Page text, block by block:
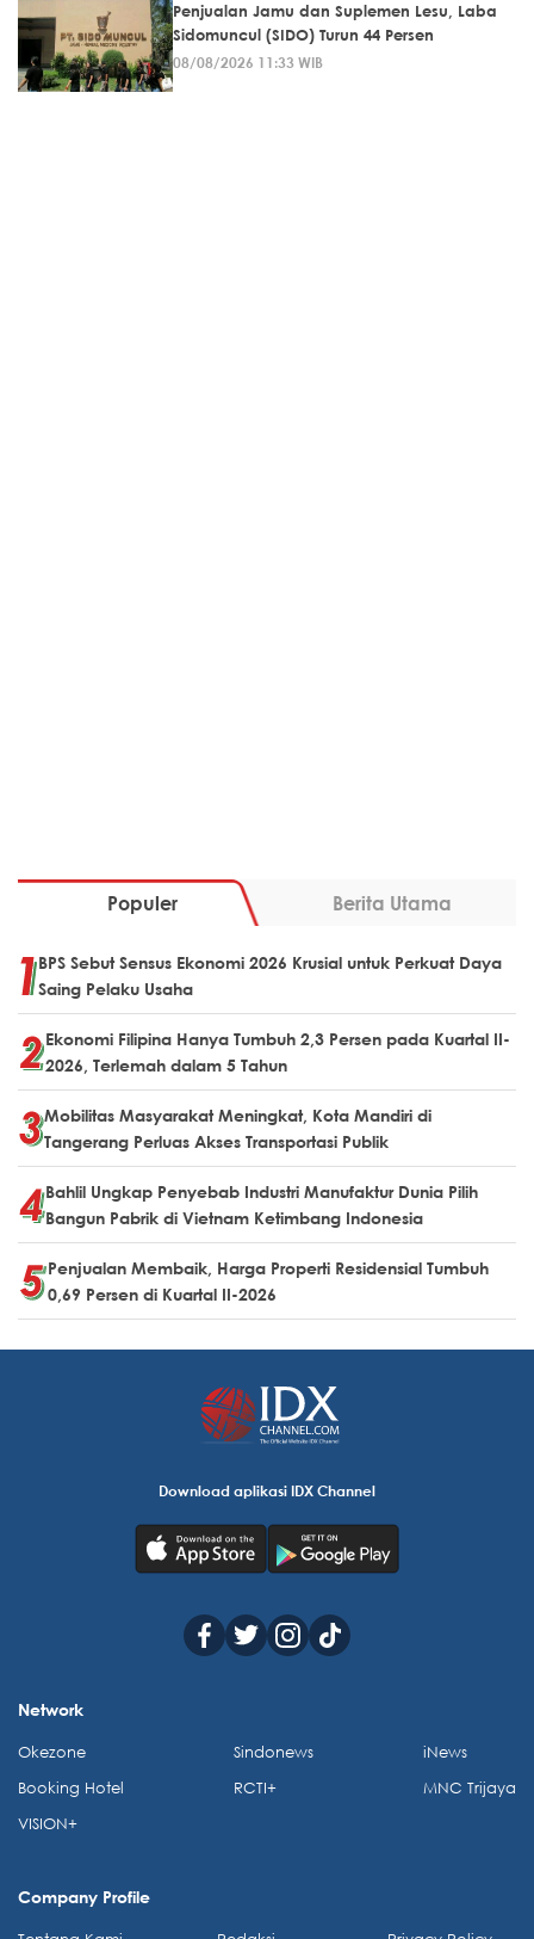
Penjualan Jamu dan Suplemen Lesu, Laba
Sidomuncul (SIDO) Turun 44 Persen
08/08/2026 11:33 WIB
Populer Berita Utama
BPS Sebut Sensus Ekonomi 2026 Krusial untuk Perkuat Daya
Saing Pelaku Usaha
Ekonomi Filipina Hanya Tumbuh 2,3 Persen pada Kuartal II-
2026, Terlemah dalam 5 Tahun
Mobilitas Masyarakat Meningkat, Kota Mandiri di
Tangerang Perluas Akses Transportasi Publik
Bahlil Ungkap Penyebab Industri Manufaktur Dunia Pilih
Bangun Pabrik di Vietnam Ketimbang Indonesia
Penjualan Membaik, Harga Properti Residensial Tumbuh
0,69 Persen di Kuartal II-2026
Download aplikasi IDX Channel
Network
Okezone
Booking Hotel
VISION+
Sindonews
RCTI+
iNews
MNC Trijaya
Company Profile